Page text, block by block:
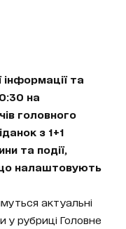
та
на
головного
з 1+1
та події,
налаштовують
актуальні
у рубриці Головне